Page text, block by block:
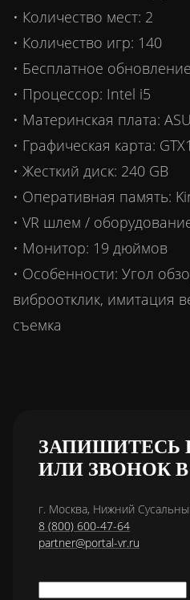
• Количество мест: 2
• Количество игр: 140
• Бесплатное
• Процессор: Intel i5
• Материнская плата:
• Графическая карта:
• Жесткий диск: 240 GB
• Оперативная память:
• VR шлем /
• Монитор: 19 дюймов
• Особенности: Угол
виброотклик, имитация
съемка
ЗАПИШИТЕСЬ
ИЛИ ЗВОНОК В
г. Москва, Нижний
8 (800) 600-47-64
partner@portal-vr.ru